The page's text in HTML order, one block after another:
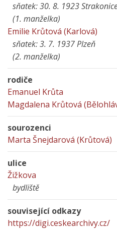
sňatek: 30. 8. 1923
(1. manželka)
Emilie Krůtová (Karlová)
sňatek: 3. 7. 1937 Plzeň
(2. manželka)
rodiče
Emanuel Krůta
Magdalena Krůtová
sourozenci
Marta Šnejdarová (Krůtová)
ulice
Žižkova
bydliště
související odkazy
https://digi.ceskearchivy.cz/